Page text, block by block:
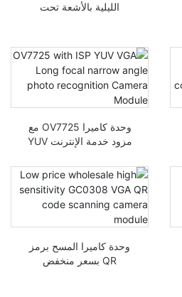
الليلية بالأشعة تحت
نانومتر 940 نانومتر
وحدة كاميرا OV7725 مع
مزود خدمة الإنترنت YUV
الصور ذات زاوية ضيقة
طويلة البؤرة
وحدة كاميرا المسح برمز
QR بسعر منخفض